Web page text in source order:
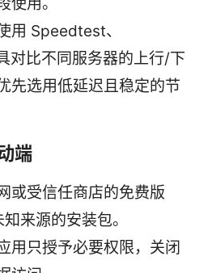
使用。
用 Speedtest、
对比不同服务器的上行/下
先选用低延迟且稳定的节
端
或受信任商店的免费版
来源的安装包。
用只授予必要权限，关闭